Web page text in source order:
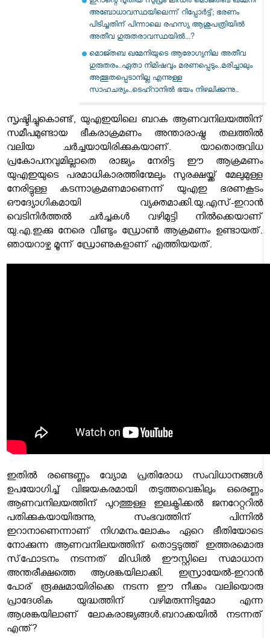
അബോധാവസ്ഥയിലെന്ന് റിപ്പോർട്ട്; ഭരണം
പിടിച്ചതിന് പിന്നാലെ രഹസ്യ ആശുപത്രിയിൽ
അതീവ ഗുരുതരാവസ്ഥയിൽ...?
മൊജ്തബ ഖമേനിയുടെ ആരോഗ്യനില അതീവ
ഗുരുതരം..ഏതാ നിമിഷവും മരണപ്പെടും..മരിച്ചാലും
അത്ഭുതപ്പെടാനില്ല എന്നുള്ള
സാഹചര്യം..ടെഹ്റാനിൽ ഭയം നിഴലിക്കുന്നു..
സൃഷ്ടിച്ചുകൊണ്ട്, യുഎഇയിലെ ബറക ആണവനിലയത്തിന്
സമീപമുണ്ടായ ഭീകരാക്രമണം അന്താരാഷ്ട്ര തലത്തിൽ
വലിയ ചർച്ചയായിരിക്കുകയാണ്. യാതൊരുവിധ
പ്രകോപനവുമില്ലാതെ രാജ്യം നേരിട്ട ഈ ആക്രമണം
യുഎഇയുടെ പരമാധികാരത്തിന്മേലും സുരക്ഷയ്ക്ക് മേലുമുള്ള
നേരിട്ടുള്ള കടന്നാക്രമണമാണെന്ന് യുഎഇ ഭരണകൂടം
ഔദ്യോഗികമായി വ്യക്തമാക്കി.യു.എസ്-ഇറാന്‍
വെടിനിര്‍ത്തല്‍ ചര്‍ച്ചകള്‍ വഴിമുട്ടി നില്‍ക്കെയാണ്
യു.എ.ഇക്കു നേരെ വീണ്ടും ഡ്രോണ്‍ ആക്രമണം ഉണ്ടായത്.
ഞായറാഴ്ച മൂന്ന് ഡ്രോണുകളാണ് എത്തിയയത്.
ഇതില്‍ രണ്ടെണ്ണം വ്യോമ പ്രതിരോധ സംവിധാനങ്ങള്‍
ഉപയോഗിച്ച് വിജയകരമായി തടുത്തവെങ്കിലും ഒരെണ്ണം
ആണവനിലയത്തിന് പുറത്തുള്ള ഇലക്ട്രിക്കല്‍ ജനറേറ്ററില്‍
പതിക്കുകയായിരുന്നു, സംഭവത്തിന് പിന്നില്‍
ഇറാനാണെന്നാണ് നിഗമനം.ലോകം ഏറെ ഭീതിയോടെ
നോക്കുന്ന ആണവനിലയത്തിന് തൊട്ടടുത്ത് ഇത്തരമൊരു
സ്‌ഫോടനം നടന്നത് മിഡില്‍ ഈസ്റ്റിലെ സമാധാന
അന്തരീക്ഷത്തെ ആശങ്കയിലാക്കി. ഇസ്രായേല്‍-ഇറാന്‍
പോര് രൂക്ഷമായിരിക്കെ നടന്ന ഈ നീക്കം വലിയൊരു
പ്രാദേശിക യുദ്ധത്തിന് വഴിമരുന്നിടുമോ എന്ന
ആശങ്കയിലാണ് ലോകരാജ്യങ്ങള്‍.ബറാക്കയില്‍ നടന്നത്
എന്ത്?